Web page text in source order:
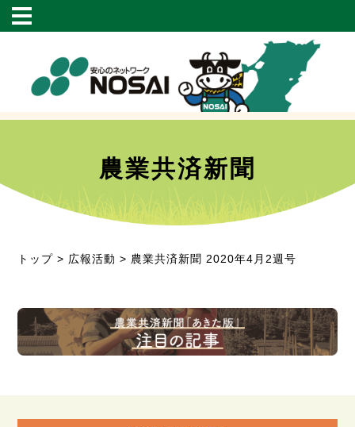
農業共済新聞
トップ > 広報活動 > 農業共済新聞 2020年4月2週号